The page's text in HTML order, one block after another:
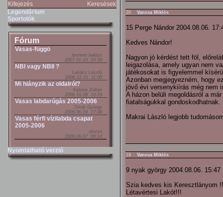
Kifejezés
Keresések
Legendárium
Sportolók
Fórum
Vasas-függö
brenner balázs
2007.01.10. 19:39
NBI vagy NBII ?
Lukács László
2006.12.21. 11:05
Mi hiányzik az oldalról?
Katona Zoltán
2006.10.28. 19:29
Vasas labdarúgás 2005-2006
Timár György
2006.06.24. 17:48
Vasas férfi vízilabda csapat
2005-2006
skizoo
2006.06.07. 00:14
Nyomtatható verzió
20 Vancsa Miklós
15 Perge Nándor 2004.08.06.
Kedves Nándor!
Nagyon jó kérdést tett föl,
leigazolása, amely ugyan nem
játékosokat is figyelemmel
Azonban megjegyezném, hogy
jövő évi versenykiírás még nem
A házon belüli megoldásról a
fiatalságukkal gondoskodhatnak.
Makrai László legjobb
19 Vancsa Miklós
9 nyak györgy 2004.08.06. 15:47
Szia kedves kis Keresztlányom
Létavértesi Lakót!!!